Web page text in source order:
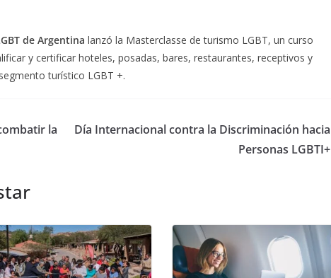
de Argentina lanzó la Masterclasse de turismo LGBT, un curso
y certificar hoteles, posadas, bares, restaurantes, receptivos y
turístico LGBT +.
la
Día Internacional contra la Discriminación hacia
Personas LGBTI+